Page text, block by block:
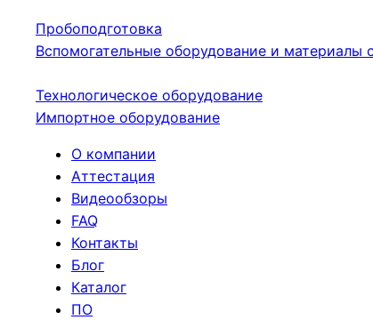
Пробоподготовка
Вспомогательные оборудование и материалы
Технологическое оборудование
Импортное оборудование
О компании
Аттестация
Видеообзоры
FAQ
Контакты
Блог
Каталог
ПО